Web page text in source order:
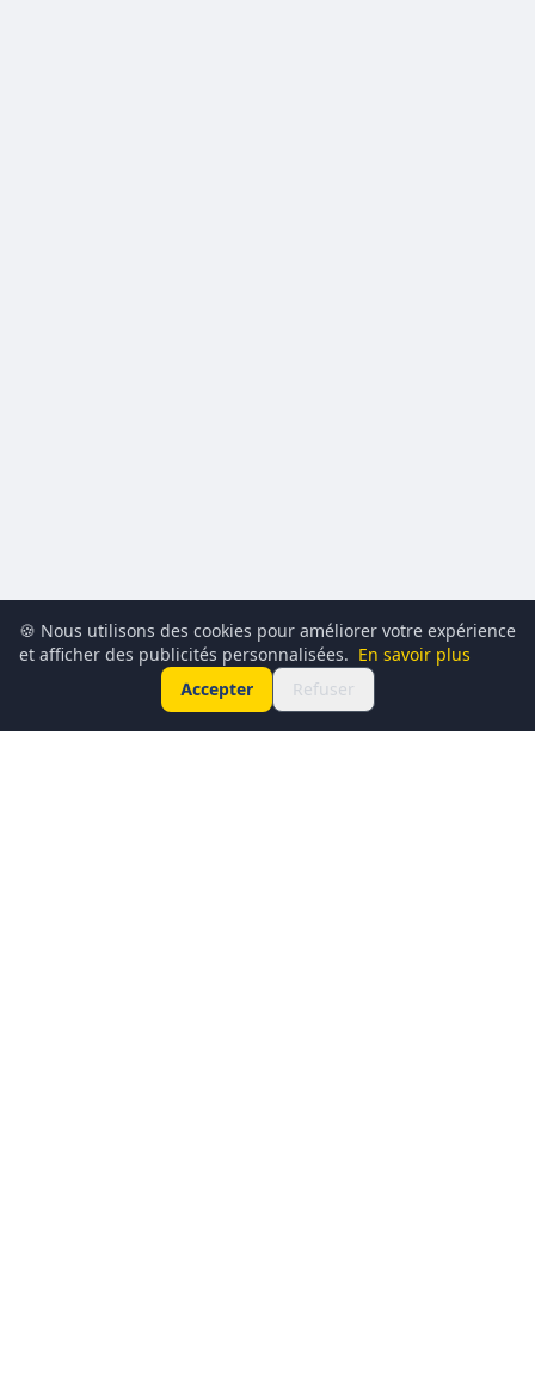
🍪 Nous utilisons des cookies pour améliorer votre expérience
et afficher des publicités personnalisées. En savoir plus
Accepter
Refuser